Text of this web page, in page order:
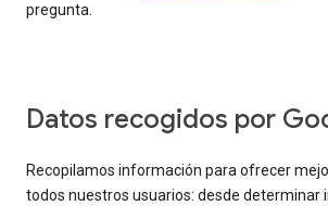
pregunta.
Datos recogidos por
Recopilamos información para ofrecer
todos nuestros usuarios: desde determinar